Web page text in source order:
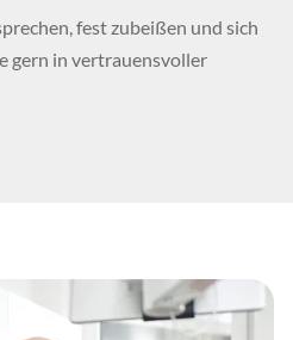
fest zubeißen und sich
gern in vertrauensvoller